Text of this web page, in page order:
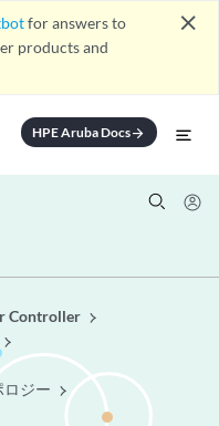
for answers to
products and
close
HPE Aruba Docsarrow_forward
Controller
ジー